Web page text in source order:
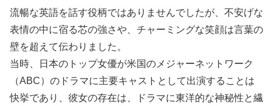
流暢な英語を話す役柄ではありませんでしたが、不安げな
表情の中に宿る芯の強さや、チャーミングな笑顔は言葉の
壁を超えて伝わりました。
当時、日本のトップ女優が米国のメジャーネットワーク
（ABC）のドラマに主要キャストとして出演することは
快挙であり、彼女の存在は、ドラマに東洋的な神秘性と繊